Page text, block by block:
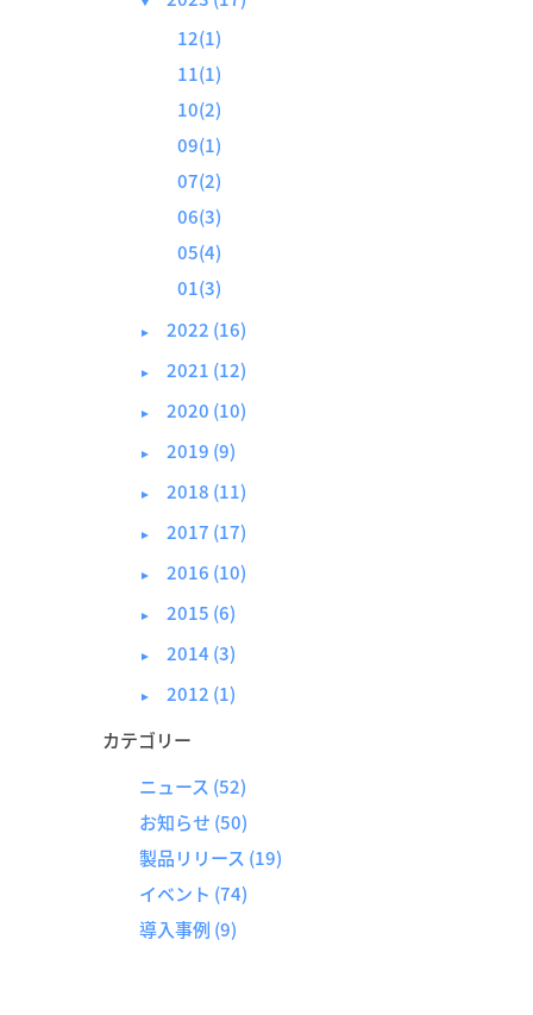
12(1)
11(1)
10(2)
09(1)
07(2)
06(3)
05(4)
01(3)
► 2022 (16)
► 2021 (12)
► 2020 (10)
► 2019 (9)
► 2018 (11)
► 2017 (17)
► 2016 (10)
► 2015 (6)
► 2014 (3)
► 2012 (1)
カテゴリー
ニュース (52)
お知らせ (50)
製品リリース (19)
イベント (74)
導入事例 (9)